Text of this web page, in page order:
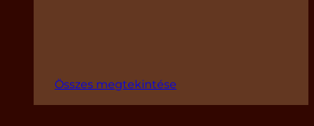
Összes megtekintése